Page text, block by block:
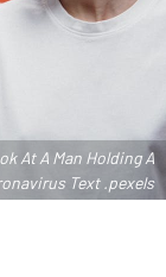
At A Man Holding A
Text .pexels